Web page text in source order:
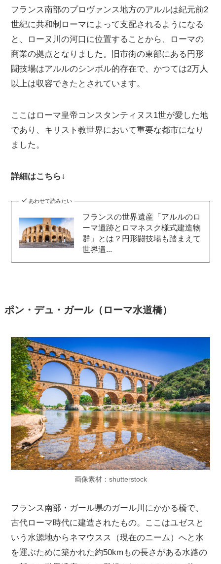
フランス南部のプロヴァンス地方のアルルは紀元前2
世紀に共和制ローマによって支配されるようになる
と、ローヌ川の河口に位置することから、ローマの
商業の拠点となりました。旧市街の東部にある円形
闘技場はアルルのシンボル的存在で、かつては2万人
以上は収容できたとされています。
ここはローマ皇帝コンスタンティヌス1世が愛した地
であり、キリスト教世界において重要な都市になり
ました。
詳細はこちら↓
あわせて読みたい
フランスの世界遺産「アルルのロ
ーマ遺跡とロマネスク様式建造物
群」とは？円形闘技場も踏まえて
世界遺...
ポン・デュ・ガール（ローマ水道橋）
画像素材：shutterstock
フランス南部・ガール県のガール川にかかる橋で、
古代ローマ時代に建造されたもの。ここはユゼスと
いう水源地からネマウスス（現在のニーム）へと水
を運ぶために築かれた約50kmもの長さがある水路の